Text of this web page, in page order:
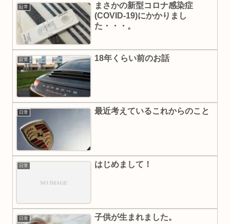
日常
まさかの新型コロナ感染症
(COVID‑19)にかかりまし
た・・・。
日常 18年くらい前のお話
日常 最近考えているこれからのこと
日常 はじめまして！
日常 子供が生まれました。